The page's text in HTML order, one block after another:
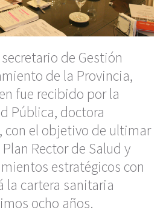
de Gestión
de la Provincia,
fue recibido por la
Pública, doctora
con el objetivo de ultimar
Rector de Salud y
estratégicos con
la cartera sanitaria
ocho años.